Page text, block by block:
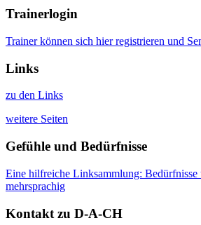
Trainerlogin
Trainer können sich hier registrieren und
Links
zu den Links
weitere Seiten
Gefühle und Bedürfnisse
Eine hilfreiche Linksammlung: Bedürfnisse
mehrsprachig
Kontakt zu D-A-CH